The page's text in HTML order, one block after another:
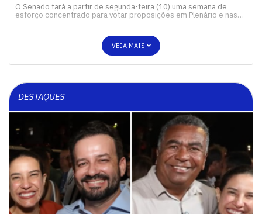
O Senado fará a partir de segunda-feira (10) uma semana de
esforço concentrado para votar proposições em Plenário e nas…
VEJA MAIS
DESTAQUES